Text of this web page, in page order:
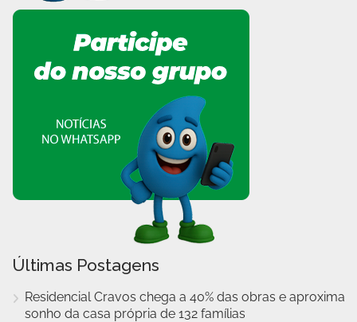
Últimas Postagens
Residencial Cravos chega a 40% das obras e aproxima
sonho da casa própria de 132 famílias